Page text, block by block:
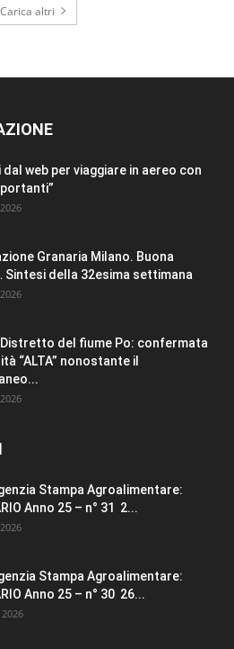
Carica altri
dal web per viaggiare in aereo con
Granaria Milano. Buona
Sintesi della 32esima settimana
del fiume Po: confermata
“ALTA” nonostante il
Stampa Agroalimentare:
Anno 25 – n° 31 2...
Stampa Agroalimentare:
Anno 25 – n° 30 26...